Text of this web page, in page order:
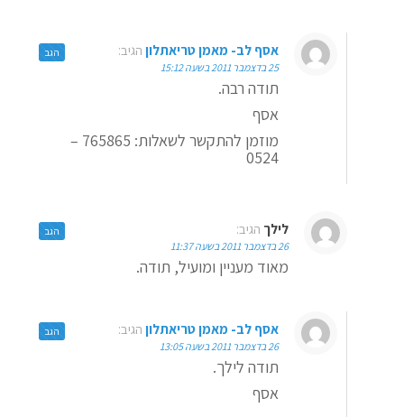
אסף לב- מאמן טריאתלון הגיב:
25 בדצמבר 2011 בשעה 15:12
תודה רבה.
אסף
מוזמן להתקשר לשאלות: 765865 –
0524
הגב
לילך הגיב:
26 בדצמבר 2011 בשעה 11:37
מאוד מעניין ומועיל, תודה.
הגב
אסף לב- מאמן טריאתלון הגיב:
26 בדצמבר 2011 בשעה 13:05
תודה לילך.
אסף
הגב